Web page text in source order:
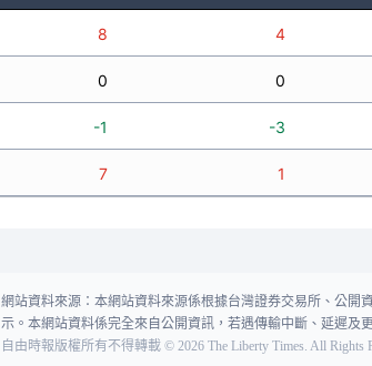
8 4
0 0
-1 -3
7 1
網站資料來源：本網站資料來源係根據台灣證券交易所、公開
示。本網站資料係完全來自公開資訊，若遇傳輸中斷、延遲及
自由時報版權所有不得轉載 © 2026 The Liberty Times. All Rights